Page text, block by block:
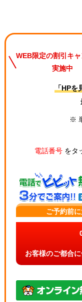
WEB限定の割引キ
実施中
「HPを
※
電話番号 をタ
ご予約前
お客様のご都合